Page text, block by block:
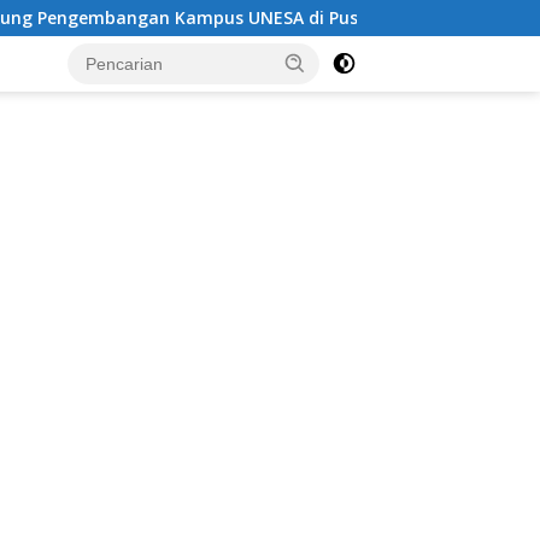
UNESA di Pusat Kota, Riyono Caping: Tingkatkan